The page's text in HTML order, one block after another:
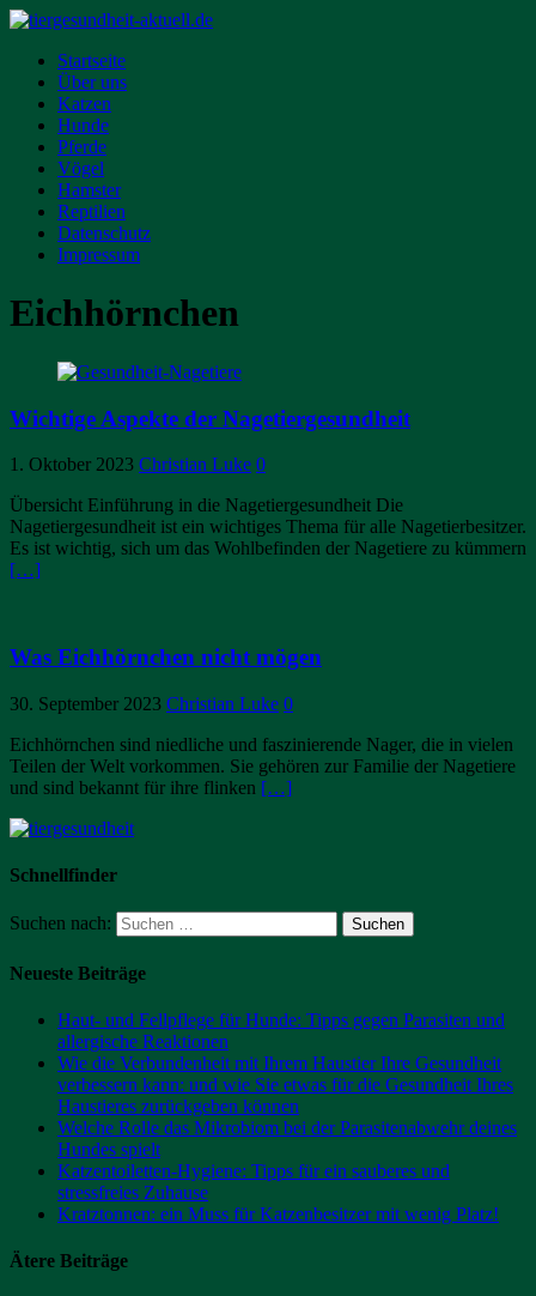
Startseite
Über uns
Katzen
Hunde
Pferde
Vögel
Hamster
Reptilien
Datenschutz
Impressum
Eichhörnchen
Wichtige Aspekte der Nagetiergesundheit
1. Oktober 2023 Christian Luke 0
Übersicht Einführung in die Nagetiergesundheit Die
Nagetiergesundheit ist ein wichtiges Thema für alle Nagetierbesitzer.
Es ist wichtig, sich um das Wohlbefinden der Nagetiere zu kümmern
[…]
Was Eichhörnchen nicht mögen
30. September 2023 Christian Luke 0
Eichhörnchen sind niedliche und faszinierende Nager, die in vielen
Teilen der Welt vorkommen. Sie gehören zur Familie der Nagetiere
und sind bekannt für ihre flinken […]
Schnellfinder
Suchen nach:
Neueste Beiträge
Haut- und Fellpflege für Hunde: Tipps gegen Parasiten und
allergische Reaktionen
Wie die Verbundenheit mit Ihrem Haustier Ihre Gesundheit
verbessern kann: und wie Sie etwas für die Gesundheit Ihres
Haustieres zurückgeben können
Welche Rolle das Mikrobiom bei der Parasitenabwehr deines
Hundes spielt
Katzentoiletten-Hygiene: Tipps für ein sauberes und
stressfreies Zuhause
Kratztonnen: ein Muss für Katzenbesitzer mit wenig Platz!
Ätere Beiträge